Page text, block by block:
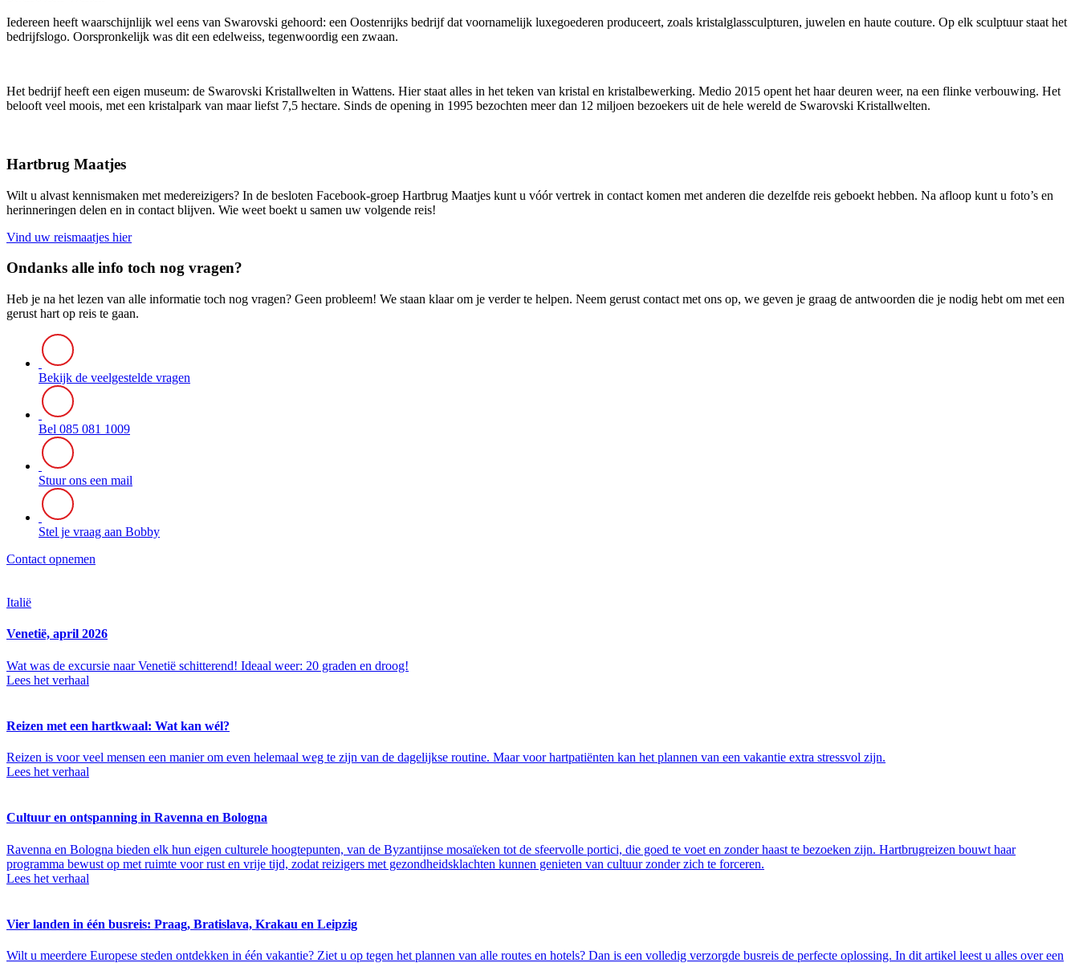
Iedereen heeft waarschijnlijk wel eens van Swarovski gehoord: een Oostenrijks bedrijf dat voornamelijk luxegoederen produceert, zoals kristalglassculpturen, juwelen en haute couture. Op elk sculptuur staat het
bedrijfslogo. Oorspronkelijk was dit een edelweiss, tegenwoordig een zwaan.
Het bedrijf heeft een eigen museum: de Swarovski Kristallwelten in Wattens. Hier staat alles in het teken van kristal en kristalbewerking. Medio 2015 opent het haar deuren weer, na een flinke verbouwing. Het
belooft veel moois, met een kristalpark van maar liefst 7,5 hectare. Sinds de opening in 1995 bezochten meer dan 12 miljoen bezoekers uit de hele wereld de Swarovski Kristallwelten.
Hartbrug Maatjes
Wilt u alvast kennismaken met medereizigers? In de besloten Facebook-groep Hartbrug Maatjes kunt u vóór vertrek in contact komen met anderen die dezelfde reis geboekt hebben. Na afloop kunt u foto’s en
herinneringen delen en in contact blijven. Wie weet boekt u samen uw volgende reis!
Vind uw reismaatjes hier
Ondanks alle info toch nog vragen?
Heb je na het lezen van alle informatie toch nog vragen? Geen probleem! We staan klaar om je verder te helpen. Neem gerust contact met ons op, we geven je graag de antwoorden die je nodig hebt om met een
gerust hart op reis te gaan.
Bekijk de veelgestelde vragen
Bel 085 081 1009
Stuur ons een mail
Stel je vraag aan Bobby
Contact opnemen
Italië
Venetië, april 2026
Wat was de excursie naar Venetië schitterend! Ideaal weer: 20 graden en droog!
Lees het verhaal
Reizen met een hartkwaal: Wat kan wél?
Reizen is voor veel mensen een manier om even helemaal weg te zijn van de dagelijkse routine. Maar voor hartpatiënten kan het plannen van een vakantie extra stressvol zijn.
Lees het verhaal
Cultuur en ontspanning in Ravenna en Bologna
Ravenna en Bologna bieden elk hun eigen culturele hoogtepunten, van de Byzantijnse mosaïeken tot de sfeervolle portici, die goed te voet en zonder haast te bezoeken zijn. Hartbrugreizen bouwt haar
programma bewust op met ruimte voor rust en vrije tijd, zodat reizigers met gezondheidsklachten kunnen genieten van cultuur zonder zich te forceren.
Lees het verhaal
Vier landen in één busreis: Praag, Bratislava, Krakau en Leipzig
Wilt u meerdere Europese steden ontdekken in één vakantie? Ziet u op tegen het plannen van alle routes en hotels? Dan is een volledig verzorgde busreis de perfecte oplossing. In dit artikel leest u alles over een